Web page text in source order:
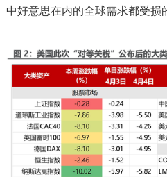
中好意思在内的全球需求都受损